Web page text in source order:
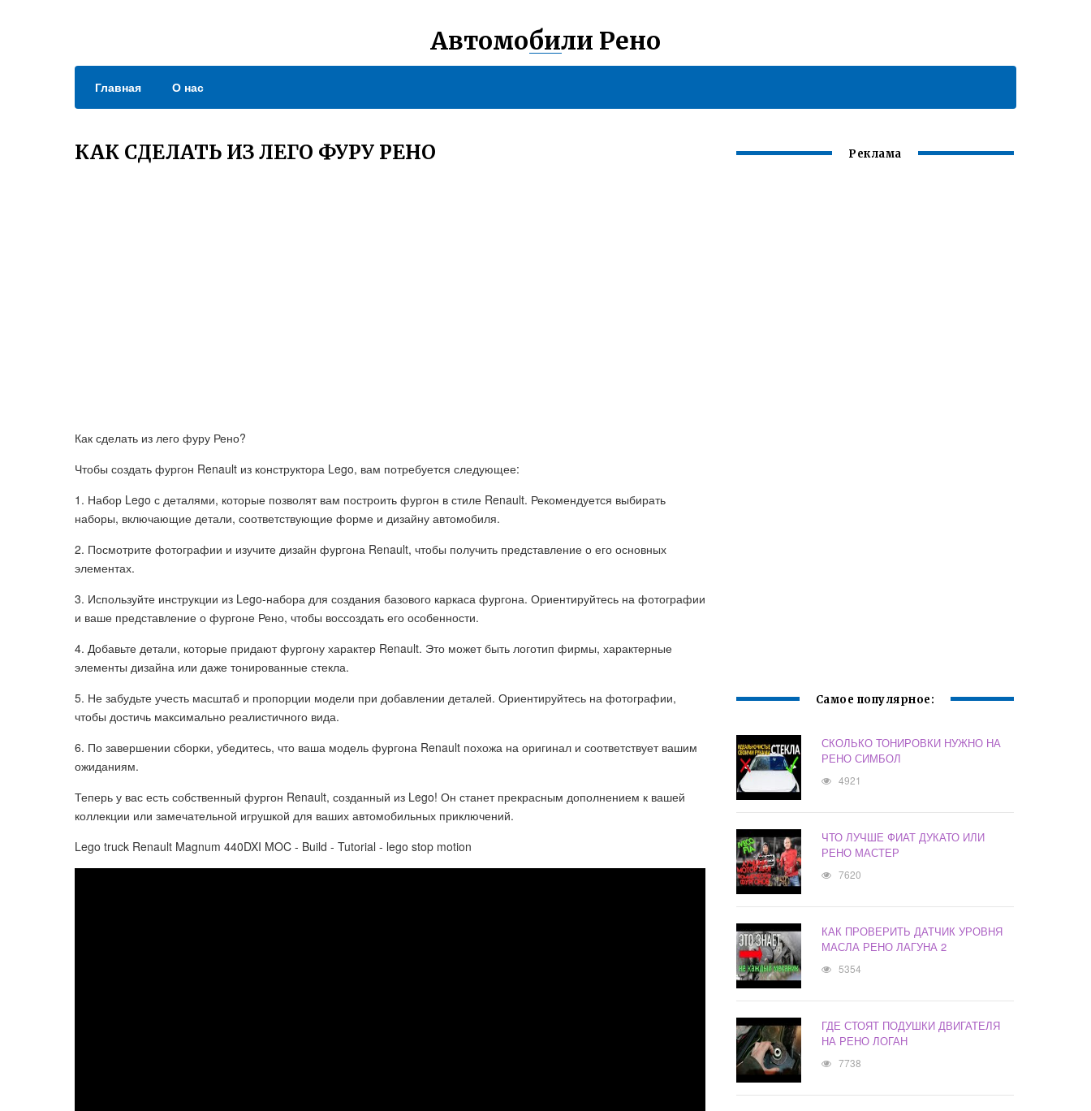
Автомобили Рено
Главная О нас
КАК СДЕЛАТЬ ИЗ ЛЕГО ФУРУ РЕНО
Как сделать из лего фуру Рено?
Чтобы создать фургон Renault из конструктора Lego, вам потребуется следующее:
1. Набор Lego с деталями, которые позволят вам построить фургон в стиле Renault. Рекомендуется выбирать
наборы, включающие детали, соответствующие форме и дизайну автомобиля.
2. Посмотрите фотографии и изучите дизайн фургона Renault, чтобы получить представление о его основных
элементах.
3. Используйте инструкции из Lego-набора для создания базового каркаса фургона. Ориентируйтесь на фотографии
и ваше представление о фургоне Рено, чтобы воссоздать его особенности.
4. Добавьте детали, которые придают фургону характер Renault. Это может быть логотип фирмы, характерные
элементы дизайна или даже тонированные стекла.
5. Не забудьте учесть масштаб и пропорции модели при добавлении деталей. Ориентируйтесь на фотографии,
чтобы достичь максимально реалистичного вида.
6. По завершении сборки, убедитесь, что ваша модель фургона Renault похожа на оригинал и соответствует вашим
ожиданиям.
Теперь у вас есть собственный фургон Renault, созданный из Lego! Он станет прекрасным дополнением к вашей
коллекции или замечательной игрушкой для ваших автомобильных приключений.
Lego truck Renault Magnum 440DXI MOC - Build - Tutorial - lego stop motion
Реклама
Самое популярное:
СКОЛЬКО ТОНИРОВКИ НУЖНО НА
РЕНО СИМБОЛ
4921
ЧТО ЛУЧШЕ ФИАТ ДУКАТО ИЛИ
РЕНО МАСТЕР
7620
КАК ПРОВЕРИТЬ ДАТЧИК УРОВНЯ
МАСЛА РЕНО ЛАГУНА 2
5354
ГДЕ СТОЯТ ПОДУШКИ ДВИГАТЕЛЯ
НА РЕНО ЛОГАН
7738